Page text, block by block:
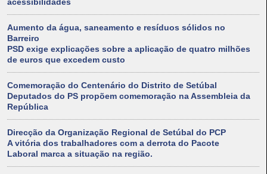
acessibilidades
Aumento da água, saneamento e resíduos sólidos no
Barreiro
PSD exige explicações sobre a aplicação de quatro milhões
de euros que excedem custo
Comemoração do Centenário do Distrito de Setúbal
Deputados do PS propõem comemoração na Assembleia da
República
Direcção da Organização Regional de Setúbal do PCP
A vitória dos trabalhadores com a derrota do Pacote
Laboral marca a situação na região.